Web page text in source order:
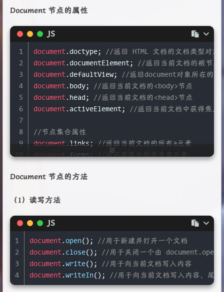
14
16
Node.before();
Node.replaceWith //将 node 替换为给定的节点或
Document 节点的属性
JS
1
2
3
4
5
6
7
8
9
12
14
16
document . doctype ;
//返回 HTML 文档的文档类型对象
document . documentElement ;
//返回当前文档的根节点
document . defaultView ;
//返回document对象所在的
document . body ;
//返回当前文档的<body>节点
document . head ;
//返回当前文档的<head>节点
document . activeElement ; //返回当前文档中获得焦点
//节点集合属性
document . links ;
//返回当前文档的所有a元素
document
forms ;
//返回页面中所有表单元素
document.embeds
document
//文档信息属性
URL ; //返回当前文档的网址
domain ; //返回当前文档的域名
lastModified ;
//返回当前文档最后修改的
location ; //返回location对象，提供当前文
Document 节点的方法
（1）读写方法
JS
1
2
3
4
document . open ();
//用于新建并打开一个文档
document . close();
//用于关闭一个由 document.open
document . write();
//用于向当前文档写入内容
document . writeIn (); //用于向当前文档写入内容，尾部